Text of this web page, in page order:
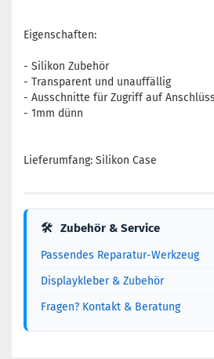
Eigenschaften:
- Silikon Zubehör
- Transparent und unauffällig
- Ausschnitte für Zugriff auf
- 1mm dünn
Lieferumfang: Silikon Case
🛠 Zubehör & Service
Passendes Reparatur-Werkzeug
Displaykleber & Zubehör
Fragen? Kontakt & Beratung